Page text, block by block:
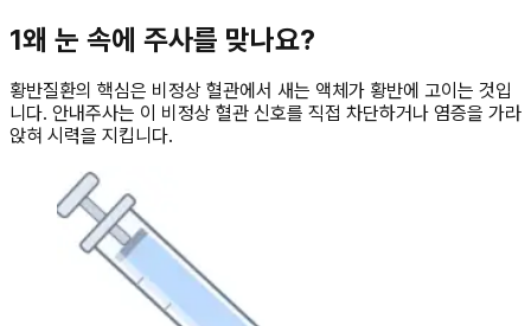
1왜 눈 속에 주사를 맞나요?
황반질환의 핵심은 비정상 혈관에서 새는 액체가 황반에 고이는 것입
니다. 안내주사는 이 비정상 혈관 신호를 직접 차단하거나 염증을 가라
앉혀 시력을 지킵니다.